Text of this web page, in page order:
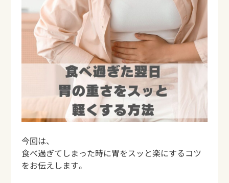
今回は、
食べ過ぎてしまった時に胃をスッと楽にするコツ
をお伝えします。